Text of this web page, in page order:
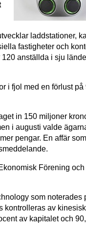
laddstationer,
fastigheter och
anställda i sju
i fjol med en förlust på
in 150 miljoner
i augusti valde
pengar. En affär
Förening och
som noterades
kontrolleras av
av kapitalet och